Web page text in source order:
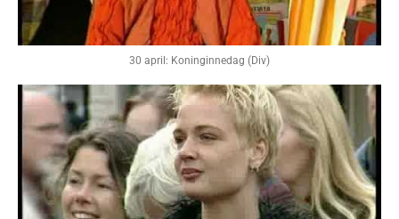
30 april: Koninginnedag (Div)